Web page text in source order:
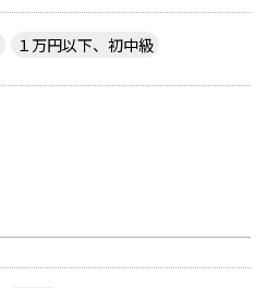
１万円以下、初中級